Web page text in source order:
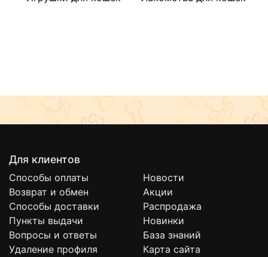
Такой «двойной» формат упаковки позволяет длительно
Для клиентов
Способы оплаты
Возврат и обмен
Способы доставки
Пункты выдачи
Вопросы и ответы
Удаление профиля
Новости
Акции
Распродажа
Новинки
База знаний
Карта сайта